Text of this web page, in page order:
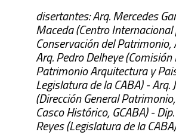
disertantes: Arq. Mercedes
Maceda (Centro
Conservación del Patrimonio,
Arq. Pedro Delheye (Comisión
Patrimonio Arquitectura y
Legislatura de la CABA) - Arq.
(Dirección General
Casco Histórico, GCABA) -
Reyes (Legislatura de la